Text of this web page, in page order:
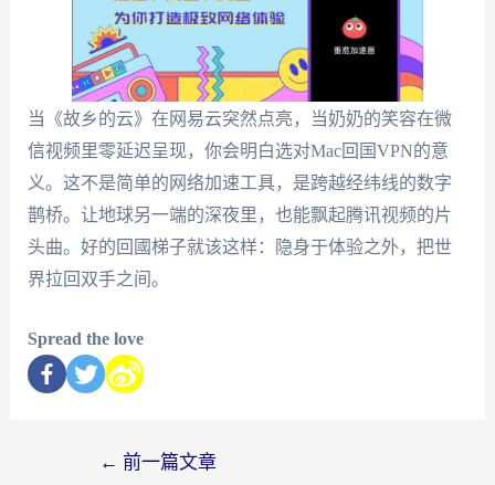
当《故乡的云》在网易云突然点亮，当奶奶的笑容在微
信视频里零延迟呈现，你会明白选对Mac回国VPN的意
义。这不是简单的网络加速工具，是跨越经纬线的数字
鹊桥。让地球另一端的深夜里，也能飘起腾讯视频的片
头曲。好的回國梯子就该这样：隐身于体验之外，把世
界拉回双手之间。
Spread the love
← 前一篇文章